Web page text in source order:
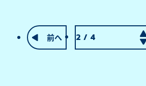
前へ